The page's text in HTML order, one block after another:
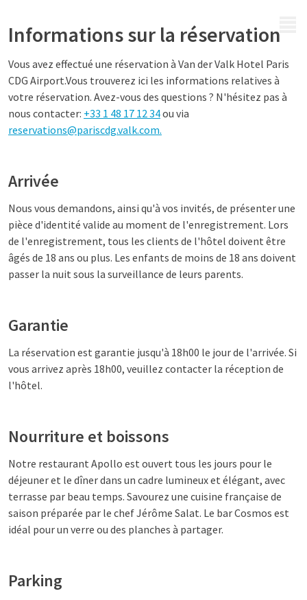
Informations sur la réservation
Vous avez effectué une réservation à Van der Valk Hotel Paris
CDG Airport.Vous trouverez ici les informations relatives à
votre réservation. Avez-vous des questions ? N'hésitez pas à
nous contacter: +33 1 48 17 12 34ou via
reservations@pariscdg.valk.com.
Arrivée
Nous vous demandons, ainsi qu'à vos invités, de présenter une
pièce d'identité valide au moment de l'enregistrement. Lors
de l'enregistrement, tous les clients de l'hôtel doivent être
âgés de 18 ans ou plus. Les enfants de moins de 18 ans doivent
passer la nuit sous la surveillance de leurs parents.
Garantie
La réservation est garantie jusqu'à 18h00 le jour de l'arrivée. Si
vous arrivez après 18h00, veuillez contacter la réception de
l'hôtel.
Nourriture et boissons
Notre restaurant Apollo est ouvert tous les jours pour le
déjeuner et le dîner dans un cadre lumineux et élégant, avec
terrasse par beau temps. Savourez une cuisine française de
saison préparée par le chef Jérôme Salat. Le bar Cosmos est
idéal pour un verre ou des planches à partager.
Parking